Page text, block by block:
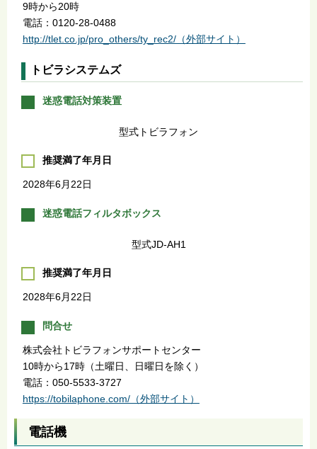
9時から20時
電話：0120-28-0488
http://tlet.co.jp/pro_others/ty_rec2/（外部サイト）
トビラシステムズ
迷惑電話対策装置
型式トビラフォン
推奨満了年月日
2028年6月22日
迷惑電話フィルタボックス
型式JD-AH1
推奨満了年月日
2028年6月22日
問合せ
株式会社トビラフォンサポートセンター
10時から17時（土曜日、日曜日を除く）
電話：050-5533-3727
https://tobilaphone.com/（外部サイト）
電話機